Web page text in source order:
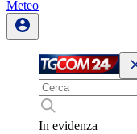
Meteo
In evidenza